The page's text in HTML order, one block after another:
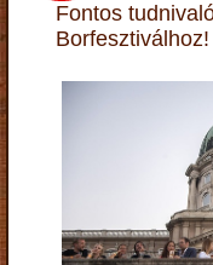
Fontos
Borfesztiválhoz!